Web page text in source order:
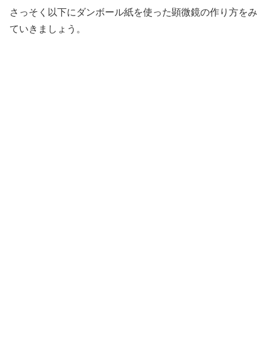
さっそく以下にダンボール紙を使った顕微鏡の作り方をみ
ていきましょう。